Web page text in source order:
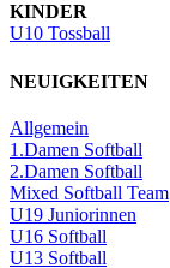
KINDER
U10 Tossball
NEUIGKEITEN
Allgemein
1.Damen Softball
2.Damen Softball
Mixed Softball Team
U19 Juniorinnen
U16 Softball
U13 Softball